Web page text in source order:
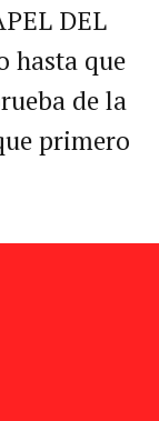
DEL
hasta que
de la
primero